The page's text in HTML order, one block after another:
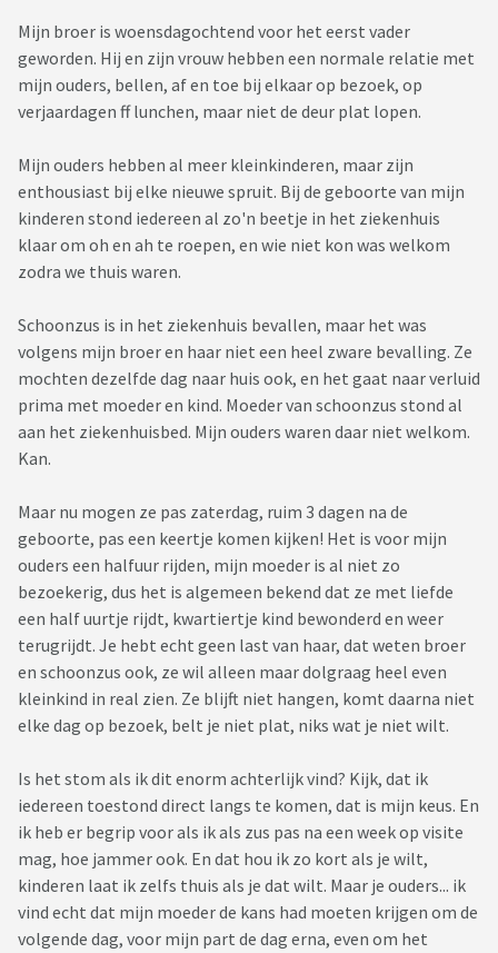
Mijn broer is woensdagochtend voor het eerst vader
geworden. Hij en zijn vrouw hebben een normale relatie met
mijn ouders, bellen, af en toe bij elkaar op bezoek, op
verjaardagen ff lunchen, maar niet de deur plat lopen.
Mijn ouders hebben al meer kleinkinderen, maar zijn
enthousiast bij elke nieuwe spruit. Bij de geboorte van mijn
kinderen stond iedereen al zo'n beetje in het ziekenhuis
klaar om oh en ah te roepen, en wie niet kon was welkom
zodra we thuis waren.
Schoonzus is in het ziekenhuis bevallen, maar het was
volgens mijn broer en haar niet een heel zware bevalling. Ze
mochten dezelfde dag naar huis ook, en het gaat naar verluid
prima met moeder en kind. Moeder van schoonzus stond al
aan het ziekenhuisbed. Mijn ouders waren daar niet welkom.
Kan.
Maar nu mogen ze pas zaterdag, ruim 3 dagen na de
geboorte, pas een keertje komen kijken! Het is voor mijn
ouders een halfuur rijden, mijn moeder is al niet zo
bezoekerig, dus het is algemeen bekend dat ze met liefde
een half uurtje rijdt, kwartiertje kind bewonderd en weer
terugrijdt. Je hebt echt geen last van haar, dat weten broer
en schoonzus ook, ze wil alleen maar dolgraag heel even
kleinkind in real zien. Ze blijft niet hangen, komt daarna niet
elke dag op bezoek, belt je niet plat, niks wat je niet wilt.
Is het stom als ik dit enorm achterlijk vind? Kijk, dat ik
iedereen toestond direct langs te komen, dat is mijn keus. En
ik heb er begrip voor als ik als zus pas na een week op visite
mag, hoe jammer ook. En dat hou ik zo kort als je wilt,
kinderen laat ik zelfs thuis als je dat wilt. Maar je ouders... ik
vind echt dat mijn moeder de kans had moeten krijgen om de
volgende dag, voor mijn part de dag erna, even om het